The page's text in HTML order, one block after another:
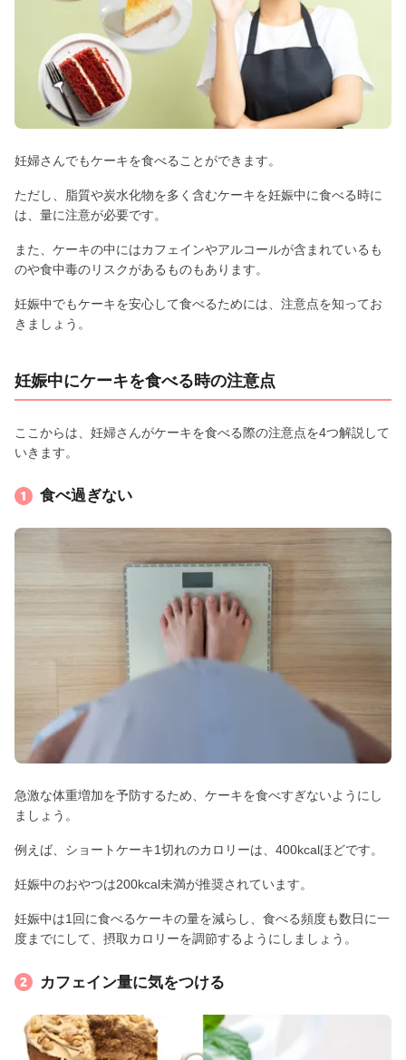
妊婦さんでもケーキを食べることができます。
ただし、脂質や炭水化物を多く含むケーキを妊娠中に食べる時に
は、量に注意が必要です。
また、ケーキの中にはカフェインやアルコールが含まれているも
のや食中毒のリスクがあるものもあります。
妊娠中でもケーキを安心して食べるためには、注意点を知ってお
きましょう。
妊娠中にケーキを食べる時の注意点
ここからは、妊婦さんがケーキを食べる際の注意点を4つ解説して
いきます。
食べ過ぎない
急激な体重増加を予防するため、ケーキを食べすぎないようにし
ましょう。
例えば、ショートケーキ1切れのカロリーは、400kcalほどです。
妊娠中のおやつは200kcal未満が推奨されています。
妊娠中は1回に食べるケーキの量を減らし、食べる頻度も数日に一
度までにして、摂取カロリーを調節するようにしましょう。
カフェイン量に気をつける